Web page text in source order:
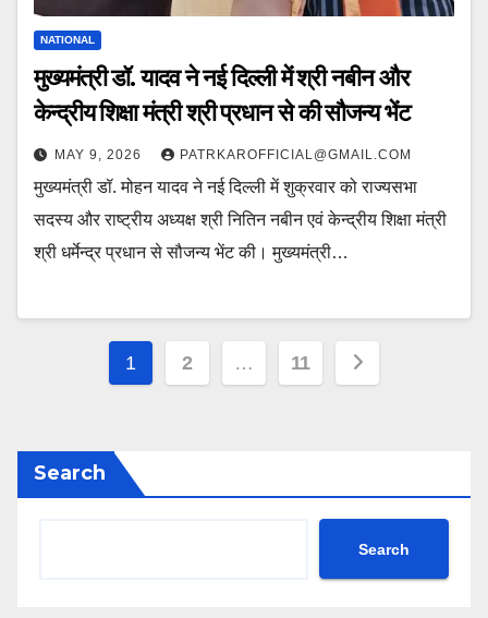
NATIONAL
मुख्यमंत्री डॉ. यादव ने नई दिल्ली में श्री नबीन और
केन्द्रीय शिक्षा मंत्री श्री प्रधान से की सौजन्य भेंट
MAY 9, 2026 PATRKAROFFICIAL@GMAIL.COM
मुख्यमंत्री डॉ. मोहन यादव ने नई दिल्ली में शुक्रवार को राज्यसभा
सदस्य और राष्ट्रीय अध्यक्ष श्री नितिन नबीन एवं केन्द्रीय शिक्षा मंत्री
श्री धर्मेन्द्र प्रधान से सौजन्य भेंट की। मुख्यमंत्री…
Posts
1 2 … 11
Search
Search